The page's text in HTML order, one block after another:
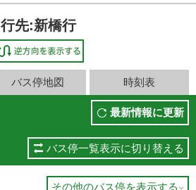
行先:新橋行
バス停地図 時刻表
最新情報に更新
バス停一覧表示に切り替える
その他のバス停を表示する